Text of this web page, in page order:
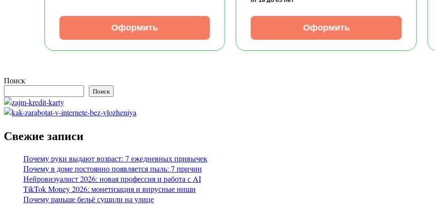
Оформить Оформить
Поиск
Поиск
Свежие записи
Почему руки выдают возраст: 7 ежедневных привычек
Почему в доме постоянно появляется пыль: 7 причин
Нейровизуалист 2026: новая профессия и работа с AI
TikTok Money 2026: монетизация и вирусные ниши
Почему раньше бельё сушили на улице